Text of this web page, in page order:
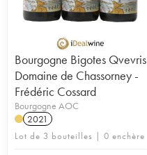
Bourgogne Bigotes Qvevris
Domaine de Chassorney -
Frédéric Cossard
Bourgogne AOC
2021
Lot de 3 bouteilles | 0 enchère